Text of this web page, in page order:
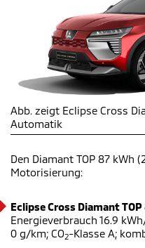
Abb. zeigt Eclipse Cross
Automatik
Den Diamant TOP 87 kWh
Motorisierung:
Eclipse Cross Diamant
Energieverbrauch 16.9
0 g/km; CO2-Klasse A;